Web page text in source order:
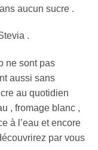
aucun sucre .
.
ne sont pas
aussi sans
au quotidien
, fromage blanc ,
à l’eau et encore
par vous